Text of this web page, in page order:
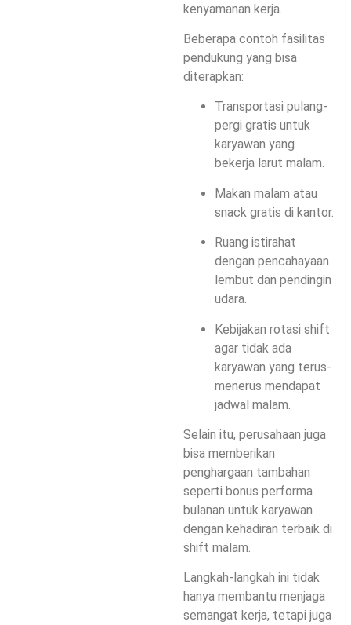
kenyamanan kerja.
Beberapa contoh fasilitas
pendukung yang bisa
diterapkan:
Transportasi pulang-
pergi gratis untuk
karyawan yang
bekerja larut malam.
Makan malam atau
snack gratis di kantor.
Ruang istirahat
dengan pencahayaan
lembut dan pendingin
udara.
Kebijakan rotasi shift
agar tidak ada
karyawan yang terus-
menerus mendapat
jadwal malam.
Selain itu, perusahaan juga
bisa memberikan
penghargaan tambahan
seperti bonus performa
bulanan untuk karyawan
dengan kehadiran terbaik di
shift malam.
Langkah-langkah ini tidak
hanya membantu menjaga
semangat kerja, tetapi juga